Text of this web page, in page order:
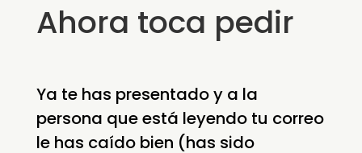
Ahora toca pedir
Ya te has presentado y a la
persona que está leyendo tu correo
le has caído bien (has sido